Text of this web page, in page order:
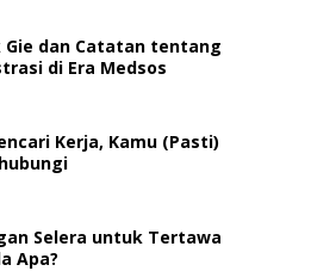
Gie dan Catatan tentang
di Era Medsos
Kerja, Kamu (Pasti)
Selera untuk Tertawa
Apa?